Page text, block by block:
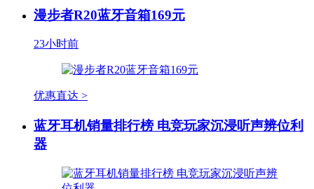
漫步者R20蓝牙音箱169元
23小时前
优惠直达 >
蓝牙耳机销量排行榜 电竞玩家沉浸听声辨位利
器